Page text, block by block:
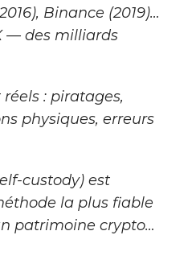
Binance (2019)…
— des milliards
: piratages,
physiques, erreurs
custody) est
la plus fiable
patrimoine crypto…